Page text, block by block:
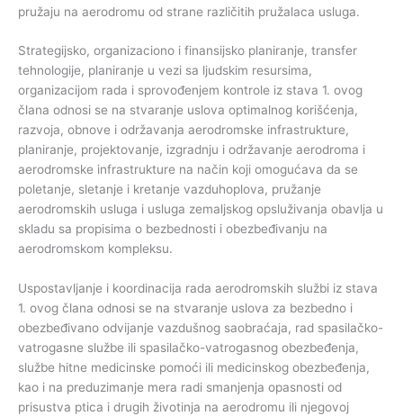
pružaju na aerodromu od strane različitih pružalaca usluga.
Strategijsko, organizaciono i finansijsko planiranje, transfer
tehnologije, planiranje u vezi sa ljudskim resursima,
organizacijom rada i sprovođenjem kontrole iz stava 1. ovog
člana odnosi se na stvaranje uslova optimalnog korišćenja,
razvoja, obnove i održavanja aerodromske infrastrukture,
planiranje, projektovanje, izgradnju i održavanje aerodroma i
aerodromske infrastrukture na način koji omogućava da se
poletanje, sletanje i kretanje vazduhoplova, pružanje
aerodromskih usluga i usluga zemaljskog opsluživanja obavlja u
skladu sa propisima o bezbednosti i obezbeđivanju na
aerodromskom kompleksu.
Uspostavljanje i koordinacija rada aerodromskih službi iz stava
1. ovog člana odnosi se na stvaranje uslova za bezbedno i
obezbeđivano odvijanje vazdušnog saobraćaja, rad spasilačko-
vatrogasne službe ili spasilačko-vatrogasnog obezbeđenja,
službe hitne medicinske pomoći ili medicinskog obezbeđenja,
kao i na preduzimanje mera radi smanjenja opasnosti od
prisustva ptica i drugih životinja na aerodromu ili njegovoj